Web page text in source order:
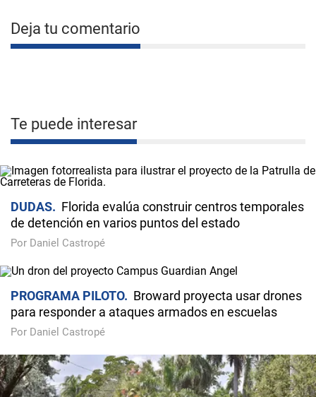
Deja tu comentario
Te puede interesar
DUDAS
Florida evalúa construir centros temporales
de detención en varios puntos del estado
Por Daniel Castropé
PROGRAMA PILOTO
Broward proyecta usar drones
para responder a ataques armados en escuelas
Por Daniel Castropé